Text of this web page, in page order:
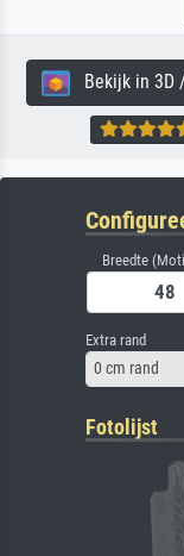
Bekijk in 3D
Breedte
Extra rand
0 cm rand
Fotolijst